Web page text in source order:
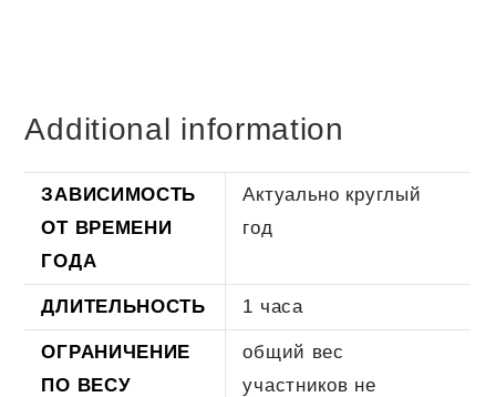
Additional information
ЗАВИСИМОСТЬ
ОТ ВРЕМЕНИ
ГОДА
Актуально круглый
год
ДЛИТЕЛЬНОСТЬ 1 часа
ОГРАНИЧЕНИЕ
ПО ВЕСУ
общий вес
участников не